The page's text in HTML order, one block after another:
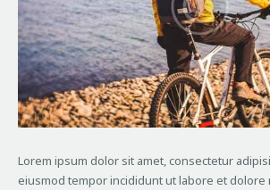
Lorem ipsum dolor sit amet, consectetur
eiusmod tempor incididunt ut labore et dolore